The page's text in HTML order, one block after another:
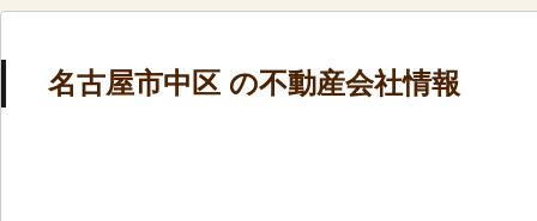
名古屋市中区 の不動産会社情報